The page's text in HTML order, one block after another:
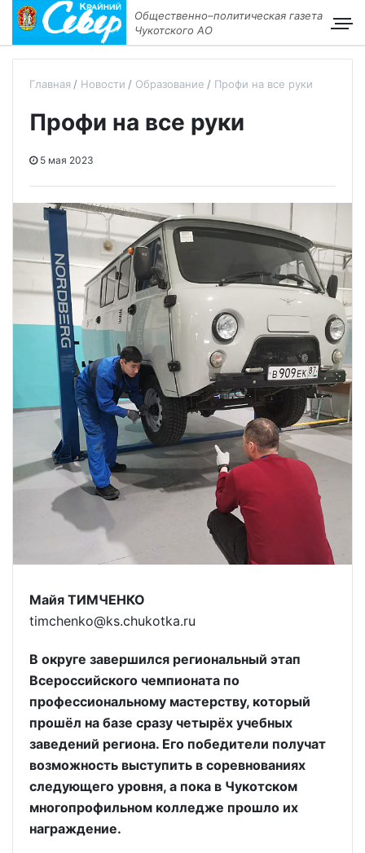
Общественно–политическая газета
Чукотского АО
Главная Новости Образование Профи на все руки
Профи на все руки
5 мая 2023
Майя ТИМЧЕНКО
timchenko@ks.chukotka.ru
В округе завершился региональный этап
Всероссийского чемпионата по
профессиональному мастерству, который
прошёл на базе сразу четырёх учебных
заведений региона. Его победители получат
возможность выступить в соревнованиях
следующего уровня, а пока в Чукотском
многопрофильном колледже прошло их
награждение.